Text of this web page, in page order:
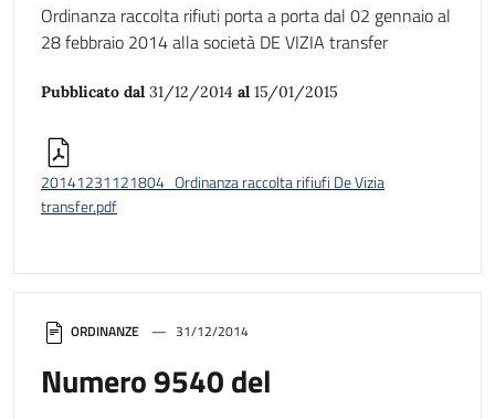
ORDINANZE 31/12/2014
Numero 9540 del
Ordinanza raccolta rifiuti porta a porta dal 02 gennaio al
28 febbraio 2014 alla società DE VIZIA transfer
Pubblicato dal 31/12/2014 al 15/01/2015
20141231121804_Ordinanza raccolta rifiufi De Vizia
transfer.pdf